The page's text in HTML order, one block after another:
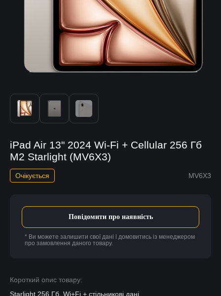
iPad Air 13" 2024 Wi-Fi + Cellular 256 Гб
M2 Starlight (MV6X3)
MV6X3
Очікується
Короткий опис товару:
Starlight 256 Гб, Wi+Fi + стільникові дані
Повідомити про наявність
* Ви можете залишити свої дані і домовитись із менеджером
про замовлення даного товару.